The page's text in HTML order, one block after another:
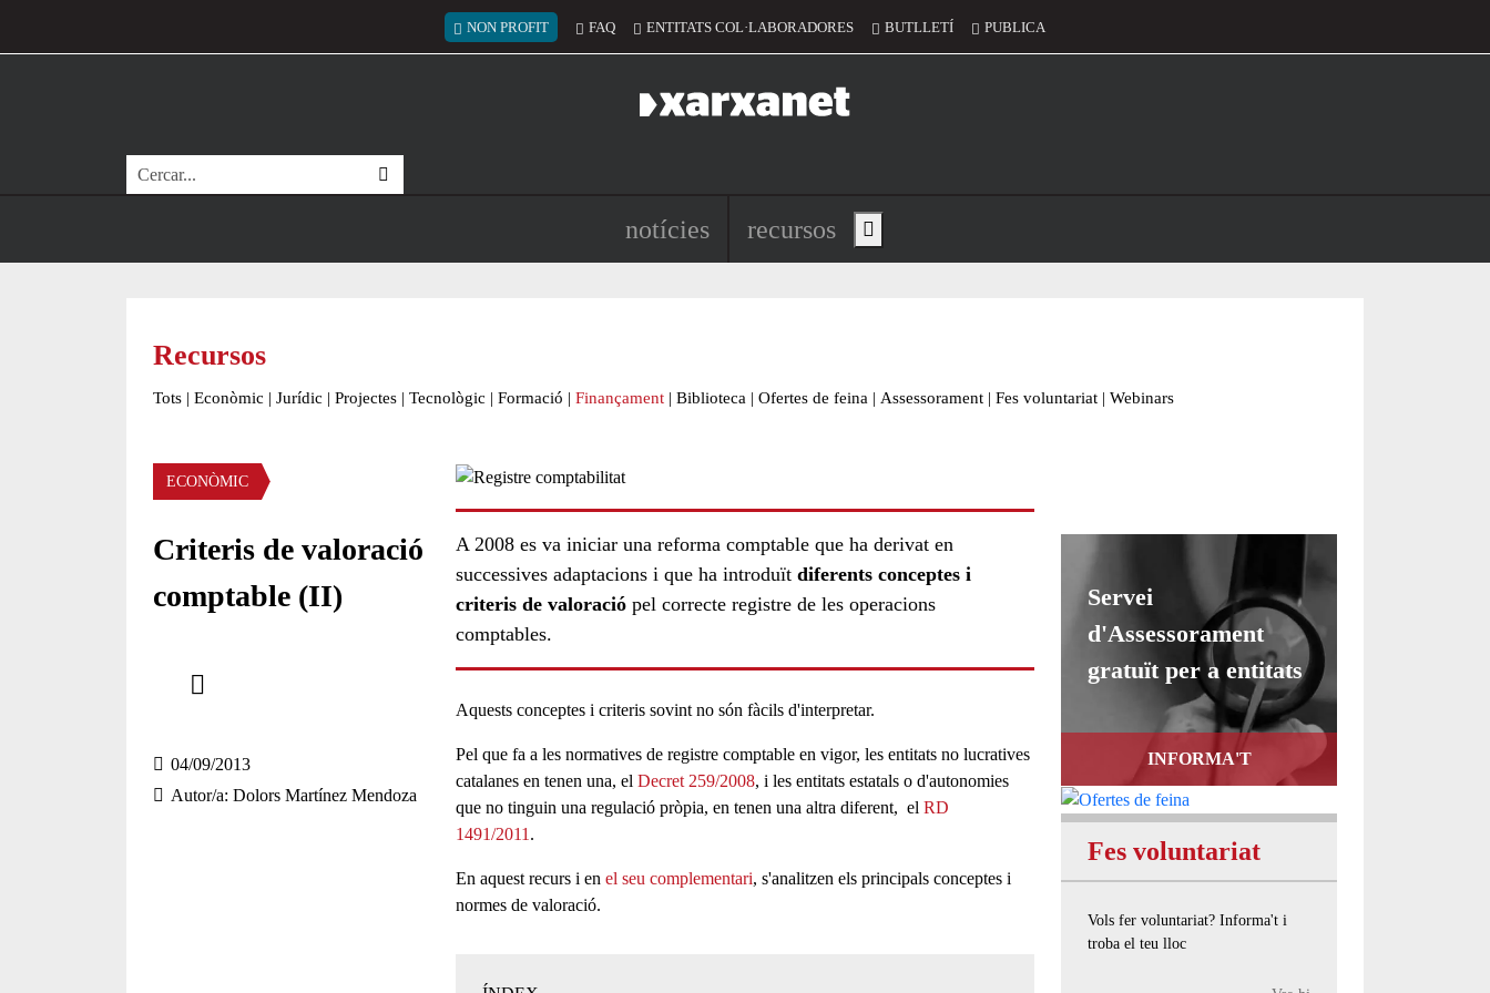
Menú del compte d'usuari
NON PROFIT FAQ ENTITATS COL·LABORADORES BUTLLETÍ PUBLICA
Cerca
Navegació principal de l'encapçalament
notícies recursos Show main menu
Recursos
Tots | Econòmic | Jurídic | Projectes | Tecnològic | Formació | Finançament | Biblioteca | Ofertes de feina | Assessorament | Fes voluntariat | Webinars
Àmbit
ECONÒMIC
Criteris de valoració
comptable (II)
04/09/2013
Autor/a Dolors Martínez Mendoza
A 2008 es va iniciar una reforma comptable que ha derivat en
successives adaptacions i que ha introduït diferents conceptes i
criteris de valoraciópel correcte registre de les operacions
comptables.
Aquests conceptes i criteris sovint no són fàcils d'interpretar.
Pel que fa a les normatives de registre comptable en vigor, les entitats no lucratives
catalanes en tenen una, el Decret 259/2008, i les entitats estatals o d'autonomies
que no tinguin una regulació pròpia, en tenen una altra diferent, el RD
1491/2011.
En aquest recurs i en el seu complementari, s'analitzen els principals conceptes i
normes de valoració.
Servei
d'Assessorament
gratuït per a entitats
INFORMA'T
Fes voluntariat
Vols fer voluntariat? Informa't i
troba el teu lloc